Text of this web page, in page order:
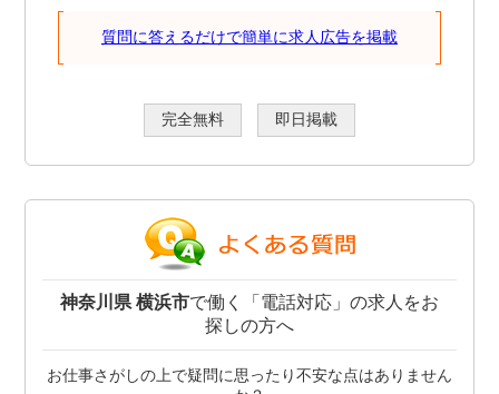
質問に答えるだけで簡単に求人広告を掲載
完全無料 即日掲載
神奈川県 横浜市で働く「電話対応」の求人をお
探しの方へ
お仕事さがしの上で疑問に思ったり不安な点はありません